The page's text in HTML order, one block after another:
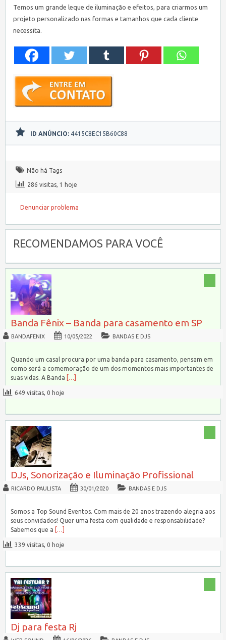
Temos um grande leque de iluminação e efeitos, para criarmos um
projeto personalizado nas formas e tamanhos que cada cliente
necessita.
ID ANÚNCIO: 4415C8EC15B60C88
Não há Tags
286 visitas, 1 hoje
Denunciar problema
RECOMENDAMOS PARA VOCÊ
Banda Fênix – Banda para casamento em SP
BANDAFENIX 10/05/2022 BANDAS E DJS
Quando um casal procura por uma banda para casamento, pensam em
como será a comemoração de um dos momentos mais importantes de
suas vidas. A Banda […]
649 visitas, 0 hoje
DJs, Sonorização e Iluminação Profissional
RICARDO PAULISTA 30/01/2020 BANDAS E DJS
Somos a Top Sound Eventos. Com mais de 20 anos trazendo alegria aos
seus convidados! Quer uma festa com qualidade e responsabilidade?
Sabemos que a […]
339 visitas, 0 hoje
Dj para festa Rj